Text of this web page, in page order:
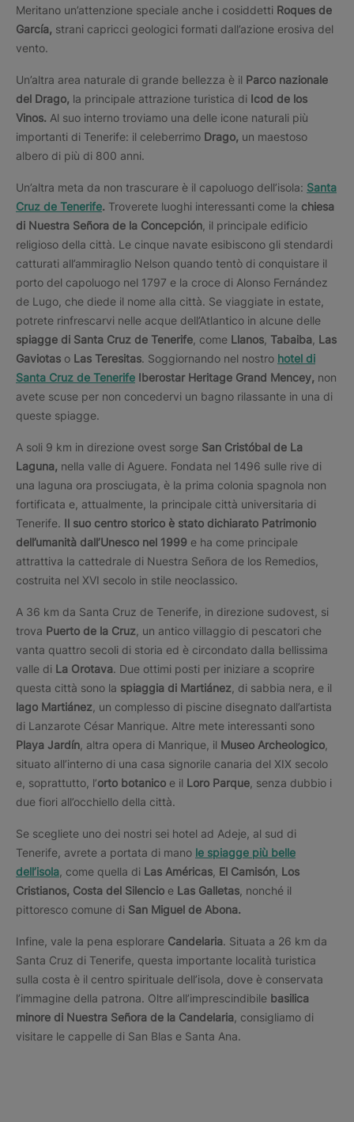
Meritano un’attenzione speciale anche i cosiddetti Roques de
García, strani capricci geologici formati dall’azione erosiva del
vento.
Un’altra area naturale di grande bellezza è il Parco nazionale
del Drago, la principale attrazione turistica di Icod de los
Vinos. Al suo interno troviamo una delle icone naturali più
importanti di Tenerife: il celeberrimo Drago, un maestoso
albero di più di 800 anni.
Un’altra meta da non trascurare è il capoluogo dell’isola: Santa
Cruz de Tenerife. Troverete luoghi interessanti come la chiesa
di Nuestra Señora de la Concepción , il principale edificio
religioso della città. Le cinque navate esibiscono gli stendardi
catturati all’ammiraglio Nelson quando tentò di conquistare il
porto del capoluogo nel 1797 e la croce di Alonso Fernández
de Lugo, che diede il nome alla città. Se viaggiate in estate,
potrete rinfrescarvi nelle acque dell’Atlantico in alcune delle
spiagge di Santa Cruz de Tenerife , come Llanos Tabaiba Las
Gaviotas o Las Teresitas. Soggiornando nel nostro hotel di
Santa Cruz de Tenerife Iberostar Heritage Grand Mencey, non
avete scuse per non concedervi un bagno rilassante in una di
queste spiagge.
A soli 9 km in direzione ovest sorge San Cristóbal de La
Laguna, nella valle di Aguere. Fondata nel 1496 sulle rive di
una laguna ora prosciugata, è la prima colonia spagnola non
fortificata e, attualmente, la principale città universitaria di
Tenerife. Il suo centro storico è stato dichiarato Patrimonio
dell’umanità dall’Unesco nel 1999 e ha come principale
attrattiva la cattedrale di Nuestra Señora de los Remedios,
costruita nel XVI secolo in stile neoclassico.
A 36 km da Santa Cruz de Tenerife, in direzione sudovest, si
trova Puerto de la Cruz , un antico villaggio di pescatori che
vanta quattro secoli di storia ed è circondato dalla bellissima
valle di La Orotava. Due ottimi posti per iniziare a scoprire
questa città sono la spiaggia di Martiánez , di sabbia nera, e il
lago Martiánez , un complesso di piscine disegnato dall’artista
di Lanzarote César Manrique. Altre mete interessanti sono
Playa Jardín , altra opera di Manrique, il Museo Archeologico
situato all’interno di una casa signorile canaria del XIX secolo
e, soprattutto, l’orto botanico e il Loro Parque , senza dubbio i
due fiori all’occhiello della città.
Se scegliete uno dei nostri sei hotel ad Adeje, al sud di
Tenerife, avrete a portata di mano le spiagge più belle
dell’isola , come quella di Las Américas El Camisón Los
Cristianos, Costa del Silencio e Las Galletas , nonché il
pittoresco comune di San Miguel de Abona.
Infine, vale la pena esplorare Candelaria. Situata a 26 km da
Santa Cruz di Tenerife, questa importante località turistica
sulla costa è il centro spirituale dell’isola, dove è conservata
l’immagine della patrona. Oltre all’imprescindibile basilica
minore di Nuestra Señora de la Candelaria , consigliamo di
visitare le cappelle di San Blas e Santa Ana.